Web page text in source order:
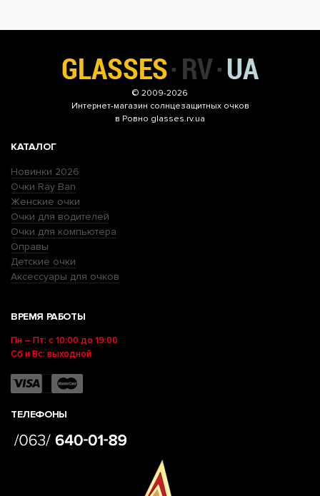
© 2009-2026
Интернет-магазин солнцезащитных очков
в Ровно glasses.rv.ua
КАТАЛОГ
Новинки 2026
Очки Ray Ban
Женские очки
Очки для водителей
Очки для компьютера
Оправы
Детские очки
Аксессуары для очков
ВРЕМЯ РАБОТЫ
Пн – Пт: с 10:00 до 19:00
Сб и Вс: выходной
ТЕЛЕФОНЫ